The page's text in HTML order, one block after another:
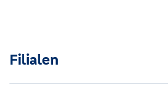
Filialen